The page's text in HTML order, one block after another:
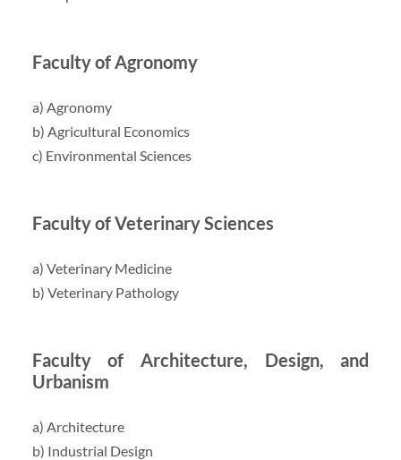
Faculty of Agronomy
a) Agronomy
b) Agricultural Economics
c) Environmental Sciences
Faculty of Veterinary Sciences
a) Veterinary Medicine
b) Veterinary Pathology
Faculty of Architecture, Design, and
Urbanism
a) Architecture
b) Industrial Design